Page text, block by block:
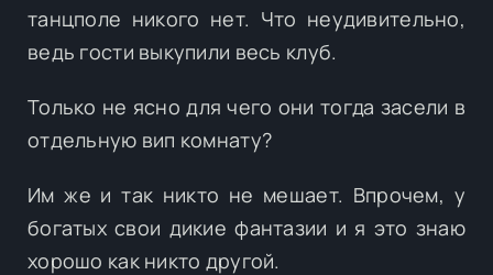
танцполе никого нет. Что неудивительно,
ведь гости выкупили весь клуб.
Только не ясно для чего они тогда засели в
отдельную вип комнату?
Им же и так никто не мешает. Впрочем, у
богатых свои дикие фантазии и я это знаю
хорошо как никто другой.